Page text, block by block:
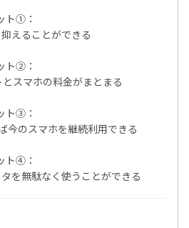
ト①：
えることができる
ト②：
スマホの料金がまとまる
ト③：
今のスマホを継続利用できる
ト④：
を無駄なく使うことができる